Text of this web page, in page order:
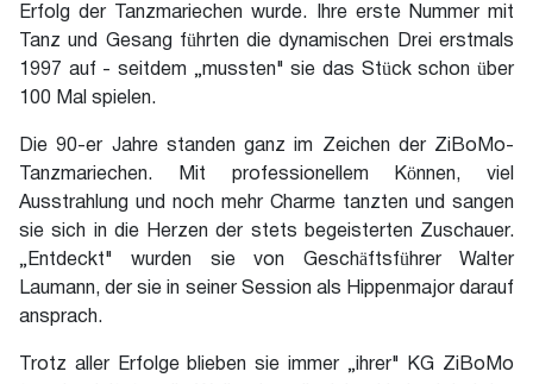
Erfolg der Tanzmariechen wurde. Ihre erste Nummer mit
Tanz und Gesang führten die dynamischen Drei erstmals
1997 auf - seitdem „mussten" sie das Stück schon über
100 Mal spielen.
Die 90-er Jahre standen ganz im Zeichen der ZiBoMo-
Tanzmariechen. Mit professionellem Können, viel
Ausstrahlung und noch mehr Charme tanzten und sangen
sie sich in die Herzen der stets begeisterten Zuschauer.
„Entdeckt" wurden sie von Geschäftsführer Walter
Laumann, der sie in seiner Session als Hippenmajor darauf
ansprach.
Trotz aller Erfolge blieben sie immer „ihrer" KG ZiBoMo